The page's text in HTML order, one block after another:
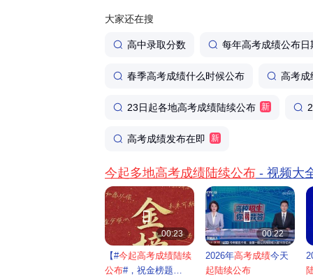
大家还在搜
高中录取分数 每年高考成绩公布日
春季高考成绩什么时候公布 高考成
23日起各地高考成绩陆续公布 新
高考成绩发布在即 新
今起多地高考成绩陆续公布 - 视频大

00:23
【#今起高考成绩陆续
公布#，祝金榜题

00:22
2026年高考成绩今天
起陆续公布